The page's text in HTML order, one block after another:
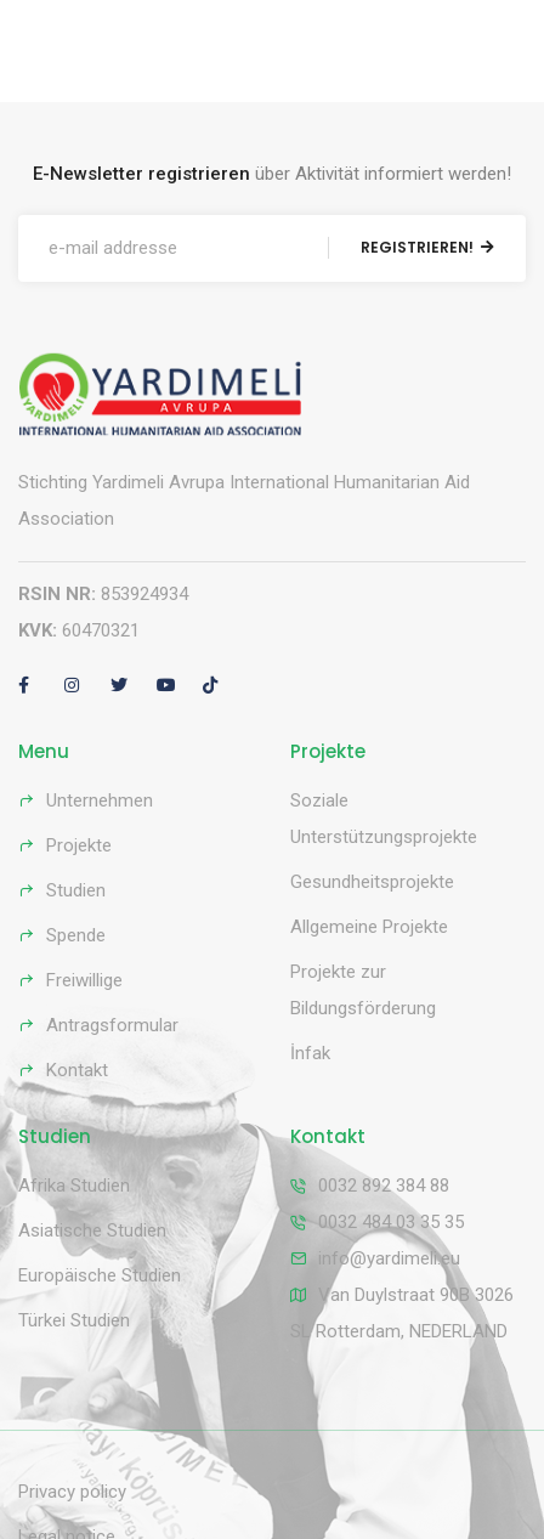
E-Newsletter registrieren über Aktivität informiert werden!
REGISTRIEREN!
Stichting Yardimeli Avrupa International Humanitarian Aid
Association
RSIN NR: 853924934
KVK: 60470321
Menu
Unternehmen
Projekte
Studien
Spende
Freiwillige
Antragsformular
Kontakt
Projekte
Soziale
Unterstützungsprojekte
Gesundheitsprojekte
Allgemeine Projekte
Projekte zur
Bildungsförderung
İnfak
Studien
Afrika Studien
Asiatische Studien
Europäische Studien
Türkei Studien
Kontakt
0032 892 384 88
0032 484 03 35 35
info@yardimeli.eu
Van Duylstraat 90B 3026
SL Rotterdam, NEDERLAND
Privacy policy